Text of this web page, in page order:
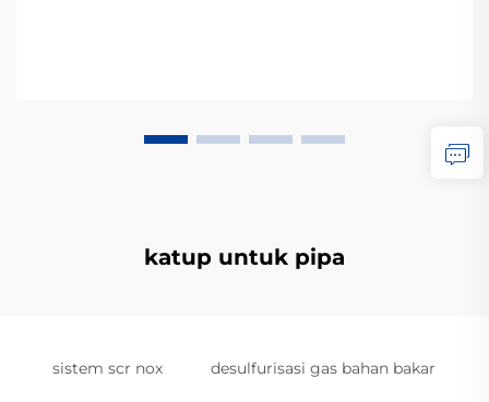
katup untuk pipa
sistem scr nox desulfurisasi gas bahan bakar